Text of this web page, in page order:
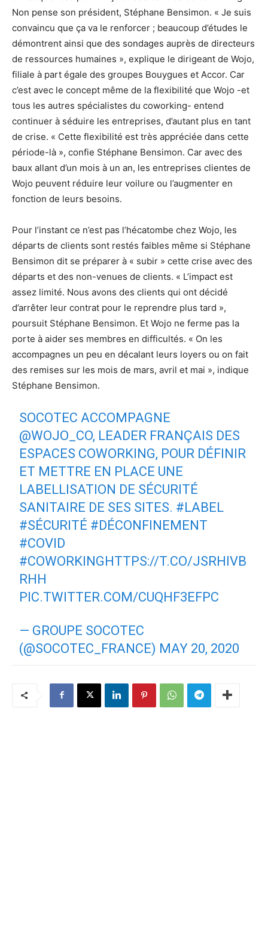
Non pense son président, Stéphane Bensimon. « Je suis
convaincu que ça va le renforcer ; beaucoup d’études le
démontrent ainsi que des sondages auprès de directeurs
de ressources humaines », explique le dirigeant de Wojo,
filiale à part égale des groupes Bouygues et Accor. Car
c’est avec le concept même de la flexibilité que Wojo -et
tous les autres spécialistes du coworking- entend
continuer à séduire les entreprises, d’autant plus en tant
de crise. « Cette flexibilité est très appréciée dans cette
période-là », confie Stéphane Bensimon. Car avec des
baux allant d’un mois à un an, les entreprises clientes de
Wojo peuvent réduire leur voilure ou l’augmenter en
fonction de leurs besoins.
Pour l’instant ce n’est pas l’hécatombe chez Wojo, les
départs de clients sont restés faibles même si Stéphane
Bensimon dit se préparer à « subir » cette crise avec des
départs et des non-venues de clients. « L’impact est
assez limité. Nous avons des clients qui ont décidé
d’arrêter leur contrat pour le reprendre plus tard »,
poursuit Stéphane Bensimon. Et Wojo ne ferme pas la
porte à aider ses membres en difficultés. « On les
accompagnes un peu en décalant leurs loyers ou on fait
des remises sur les mois de mars, avril et mai », indique
Stéphane Bensimon.
SOCOTEC ACCOMPAGNE
@WOJO_CO, LEADER FRANÇAIS DES
ESPACES COWORKING, POUR DÉFINIR
ET METTRE EN PLACE UNE
LABELLISATION DE SÉCURITÉ
SANITAIRE DE SES SITES. #LABEL
#SÉCURITÉ #DÉCONFINEMENT
#COVID
#COWORKINGHTTPS://T.CO/JSRHIVB
RHH
PIC.TWITTER.COM/CUQHF3EFPC
— GROUPE SOCOTEC
(@SOCOTEC_FRANCE) MAY 20, 2020